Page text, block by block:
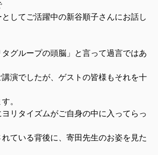
してご活躍中の新谷順子さんにお話し
グループの頭脳」と言って過言ではあ
演でしたが、ゲストの皆様もそれを十
。
リタイズムがご自身の中に入ってらっ
ている背後に、寄田先生のお姿を見た